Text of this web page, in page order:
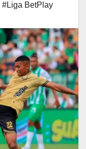
#Liga BetPlay